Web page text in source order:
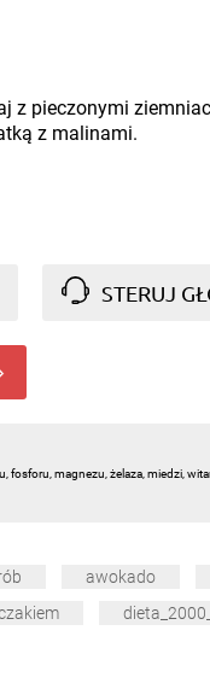
z pieczonymi
z malinami.
STERUJ
fosforu, magnezu, żelaza, miedzi,
awokado